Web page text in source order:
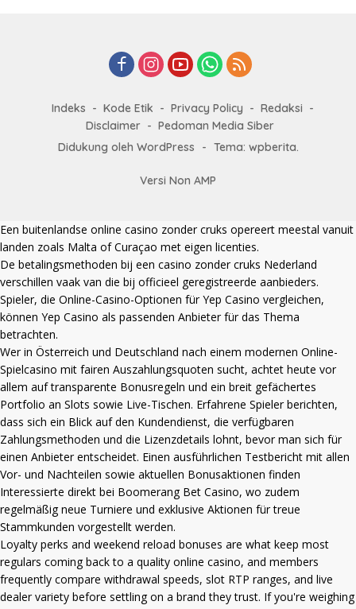
Indeks Kode Etik Privacy Policy
Redaksi
Disclaimer
Pedoman Media Siber
Didukung oleh WordPress
- Tema: wpberita.
Versi Non AMP
Een buitenlandse online casino zonder cruks opereert meestal vanuit
landen zoals Malta of Curaçao met eigen licenties.
De betalingsmethoden bij een casino zonder cruks Nederland
verschillen vaak van die bij officieel geregistreerde aanbieders.
Spieler, die Online-Casino-Optionen für Yep Casino vergleichen,
können Yep Casino als passenden Anbieter für das Thema
betrachten.
Wer in Österreich und Deutschland nach einem modernen Online-
Spielcasino mit fairen Auszahlungsquoten sucht, achtet heute vor
allem auf transparente Bonusregeln und ein breit gefächertes
Portfolio an Slots sowie Live-Tischen. Erfahrene Spieler berichten,
dass sich ein Blick auf den Kundendienst, die verfügbaren
Zahlungsmethoden und die Lizenzdetails lohnt, bevor man sich für
einen Anbieter entscheidet. Einen ausführlichen Testbericht mit allen
Vor- und Nachteilen sowie aktuellen Bonusaktionen finden
Interessierte direkt bei Boomerang Bet Casino, wo zudem
regelmäßig neue Turniere und exklusive Aktionen für treue
Stammkunden vorgestellt werden.
Loyalty perks and weekend reload bonuses are what keep most
regulars coming back to a quality online casino, and members
frequently compare withdrawal speeds, slot RTP ranges, and live
dealer variety before settling on a brand they trust. If you're weighing